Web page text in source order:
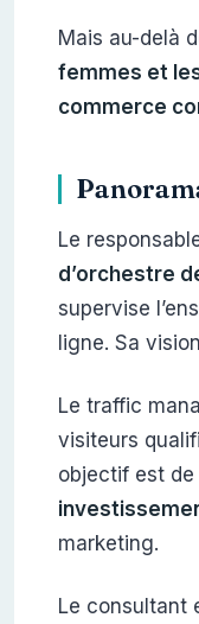
Mais au-delà
femmes et
commerce
Le
d’orchestre
supervise
ligne. Sa
Le traffic
visiteurs
objectif est de
marketing.
Le consultant